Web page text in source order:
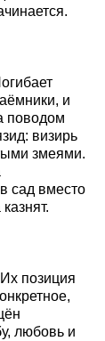
и
поводом
визирь
змеями.
сад вместо
позиция
любовь и